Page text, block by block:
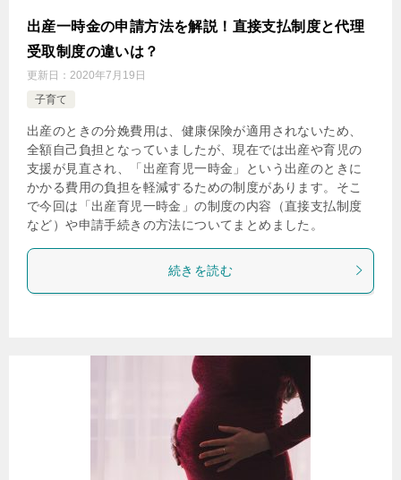
出産一時金の申請方法を解説！直接支払制度と代理
受取制度の違いは？
更新日： 2020年7月19日
子育て
出産のときの分娩費用は、健康保険が適用されないため、
全額自己負担となっていましたが、現在では出産や育児の
支援が見直され、「出産育児一時金」という出産のときに
かかる費用の負担を軽減するための制度があります。そこ
で今回は「出産育児一時金」の制度の内容（直接支払制度
など）や申請手続きの方法についてまとめました。
続きを読む